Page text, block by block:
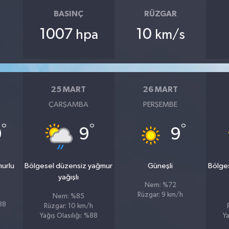
BASINÇ
1007 hpa
RÜZGAR
10 km/s
°
25 MART
ÇARŞAMBA
9°
Bölgesel düzensiz yağmur
yağışlı
Nem: %85
Rüzgar: 10 km/h
Yağış Olasılığı: %88
26 MART
PERŞEMBE
9°
Güneşli
Nem: %72
Rüzgar: 9 km/h